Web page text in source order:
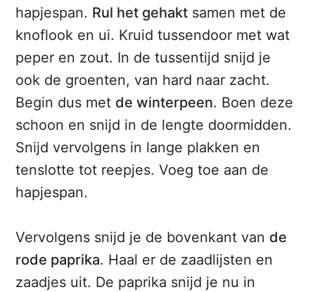
hapjespan. Rul het gehakt samen met de
knoflook en ui. Kruid tussendoor met wat
peper en zout. In de tussentijd snijd je
ook de groenten, van hard naar zacht.
Begin dus met de winterpeen. Boen deze
schoon en snijd in de lengte doormidden.
Snijd vervolgens in lange plakken en
tenslotte tot reepjes. Voeg toe aan de
hapjespan.
Vervolgens snijd je de bovenkant van de
rode paprika. Haal er de zaadlijsten en
zaadjes uit. De paprika snijd je nu in